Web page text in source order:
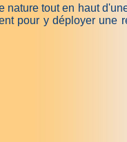
nature tout en haut
pour y déployer une